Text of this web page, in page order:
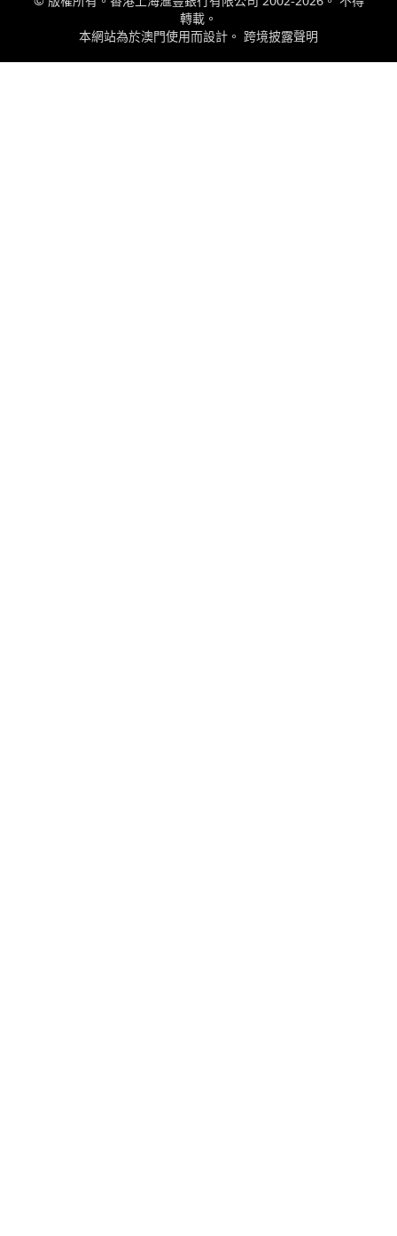
轉載。
本網站為於澳門使用而設計。 跨境披露聲明